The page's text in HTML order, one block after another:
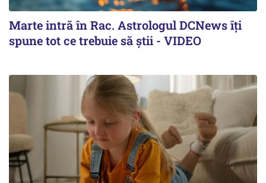
Marte intră în Rac. Astrologul DCNews îți
spune tot ce trebuie să știi - VIDEO